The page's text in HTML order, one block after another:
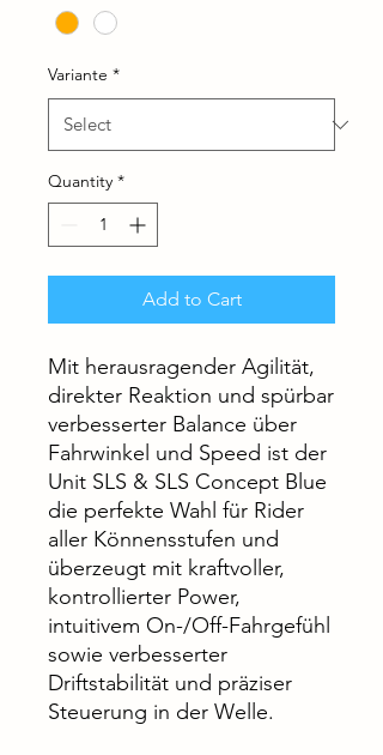
Variante *
Quantity *
Add to Cart
Mit herausragender Agilität,
direkter Reaktion und spürbar
verbesserter Balance über
Fahrwinkel und Speed ist der
Unit SLS & SLS Concept Blue
die perfekte Wahl für Rider
aller Könnensstufen und
überzeugt mit kraftvoller,
kontrollierter Power,
intuitivem On-/Off-Fahrgefühl
sowie verbesserter
Driftstabilität und präziser
Steuerung in der Welle.